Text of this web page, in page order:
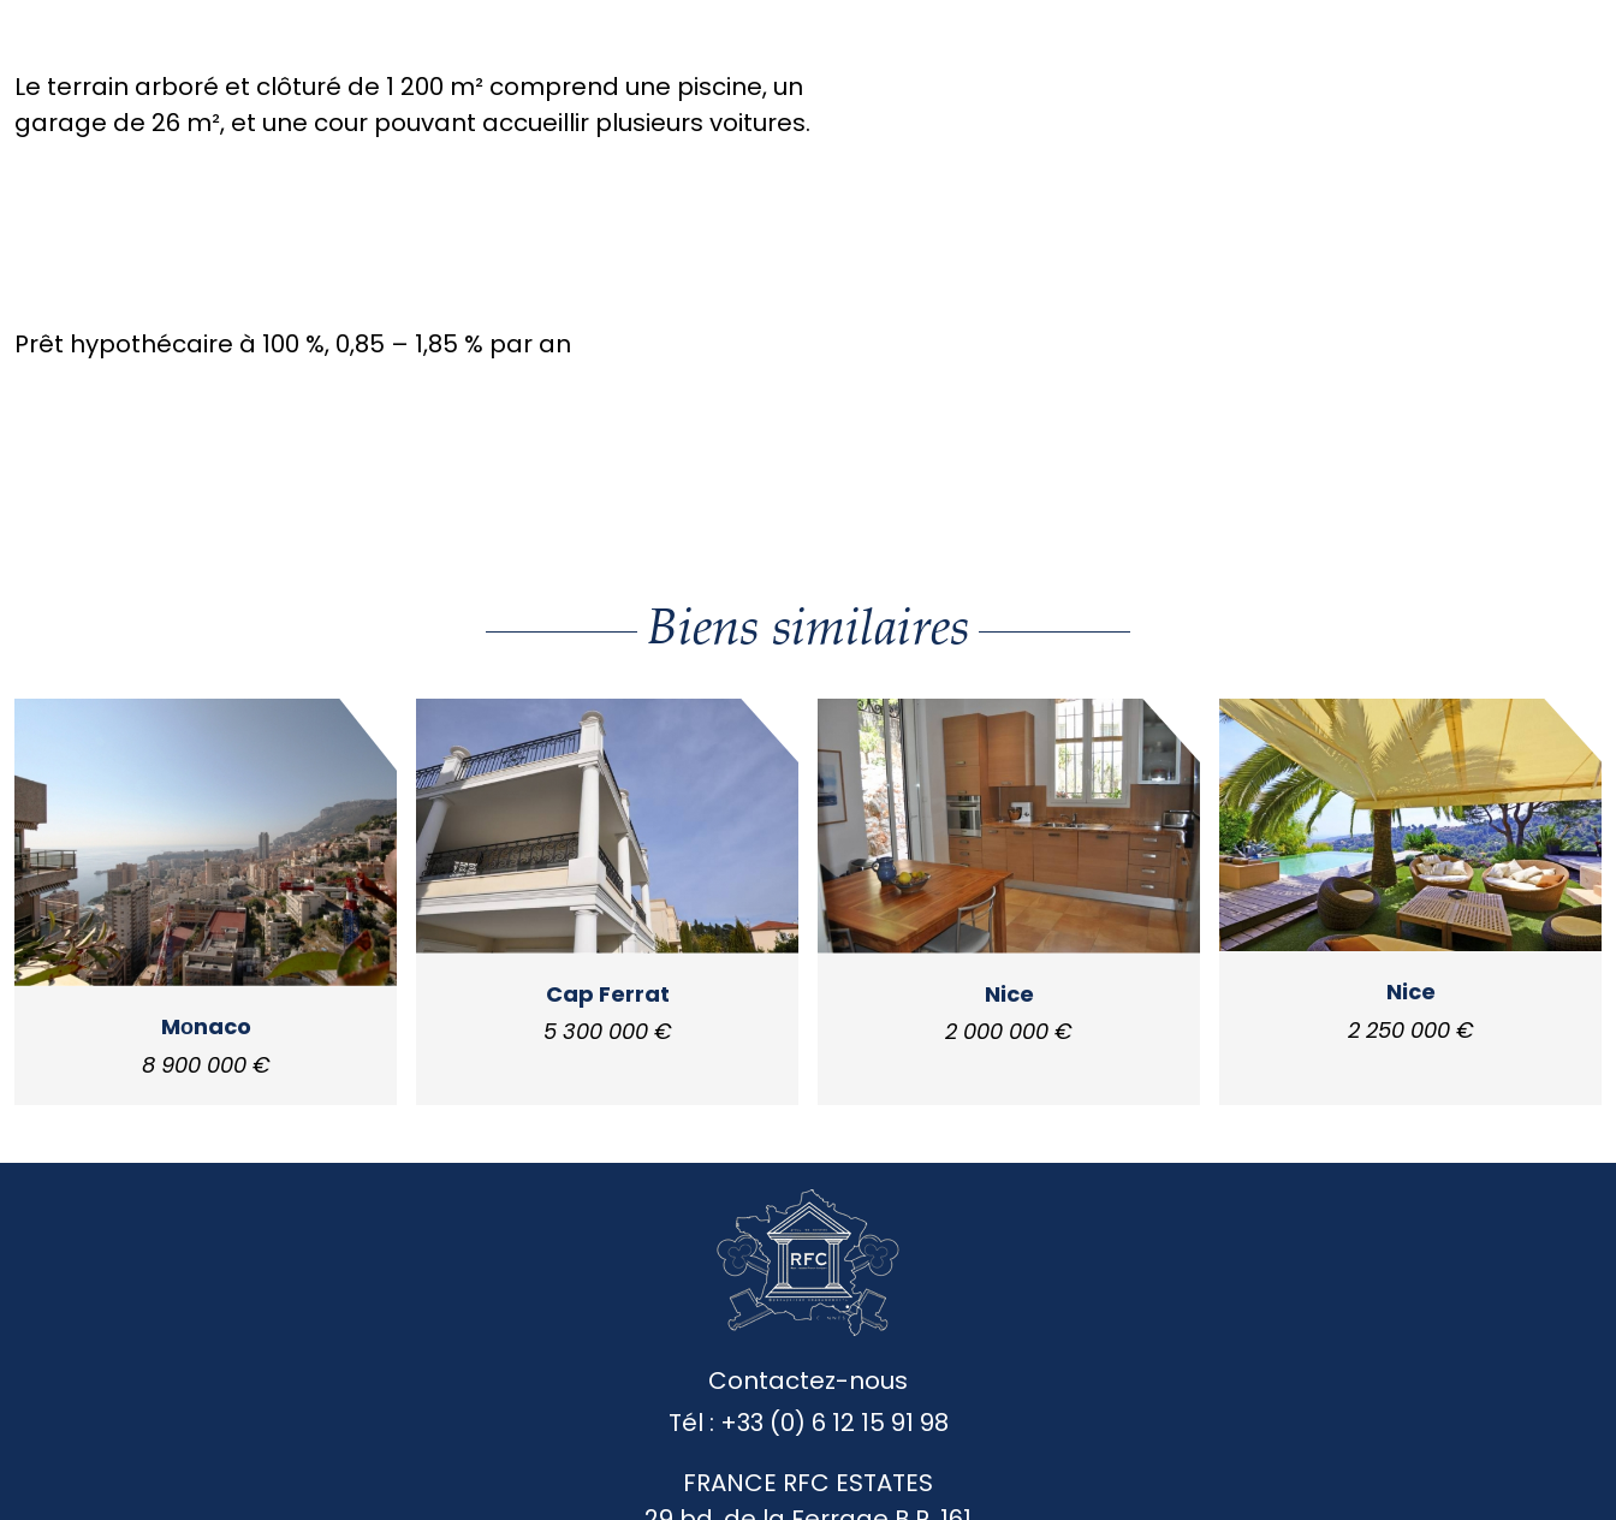
Le terrain arboré et clôturé de 1 200 m² comprend une piscine, un
garage de 26 m², et une cour pouvant accueillir plusieurs voitures.
Prêt hypothécaire à 100 %, 0,85 – 1,85 % par an
Biens similaires
Mоnaco
8 900 000 €
Cap Ferrat
5 300 000 €
Nice
2 000 000 €
Nice
2 250 000 €
Contactez-nous
Tél : +33 (0) 6 12 15 91 98
FRANCE RFC ESTATES